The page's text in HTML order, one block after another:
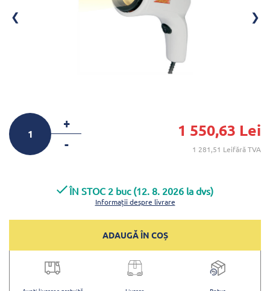
+
-
1 550,63 Lei
1 281,51 Leifără TVA
ÎN STOC 2 buc (12. 8. 2026 la dvs)
Informații despre livrare
ADAUGĂ ÎN COȘ